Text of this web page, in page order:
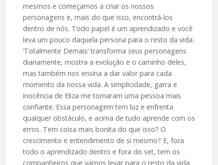
mesmos e começamos a criar os nossos
personagens e, mais do que isso, encontrá-los
dentro de nós. Todo papel é um aprendizado e você
leva um pouco daquela persona para o resto da vida.
‘Totalmente Demais’ transforma seus personagens
diariamente, mostra a evolução e o caminho deles,
mas também nos ensina a dar valor para cada
momento da nossa vida. A simplicidade, garra e
inocência de Eliza me tornaram uma pessoa mais
confiante. Essa personagem tem luz e enfrenta
qualquer obstáculo, e acima de tudo aprende com os
erros. Tem coisa mais bonita do que isso? O
crescimento e entendimento de si mesmo? E, fora
todo o aprendizado dentro e fora do set, tem os
companheiros que vamos levar para o resto da vida.